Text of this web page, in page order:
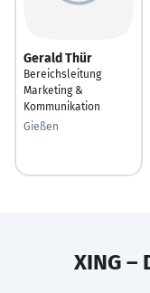
Gerald Thür
Bereichsleitung
Marketing &
Kommunikation
Gießen
XING –